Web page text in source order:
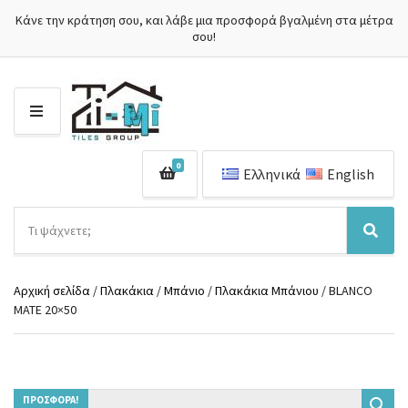
Κάνε την κράτηση σου, και λάβε μια προσφορά βγαλμένη στα μέτρα
σου!
Μ
Ε
ν
μ
α
κ
α
ή
τ
Α
ν
ζ
τ
0 Ελληνικά English
Αρχική σελίδα /Πλακάκια /Μπάνιο /Πλακάκια Μπάνιου / BLANCO
MATE 20×50
ΠΡΟΣΦΟΡΆ!